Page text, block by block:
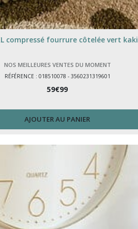
compressé fourrure côtelée vert kaki
NOS MEILLEURES VENTES DU MOMENT
RÉFÉRENCE : 018510078 - 3560231319601
59€99
AJOUTER AU PANIER